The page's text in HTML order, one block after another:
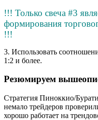
!!! Только свеча #3
формирования
!!!
3. Использовать
1:2 и более.
Резюмируем
Cтратегия Пиноккио/
немало трейдеров
хорошо работает на